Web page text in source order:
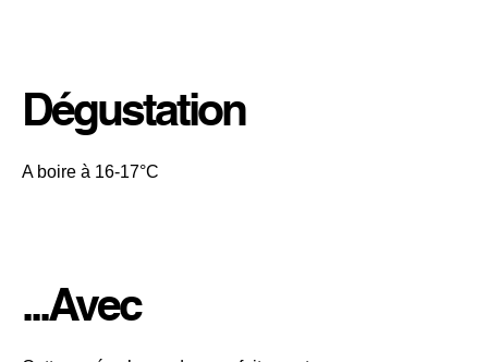
Dégustation
A boire à 16-17°C
...Avec